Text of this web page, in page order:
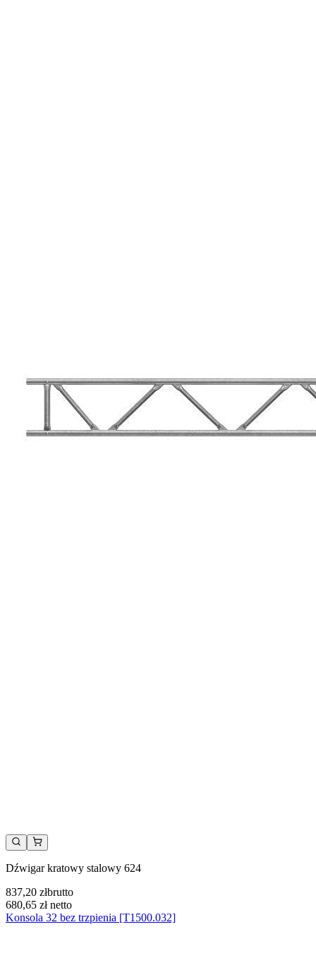
Dźwigar kratowy stalowy 624
837,20 złbrutto
680,65 zł netto
Konsola 32 bez trzpienia [T1500.032]